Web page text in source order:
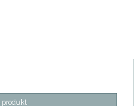
produkt